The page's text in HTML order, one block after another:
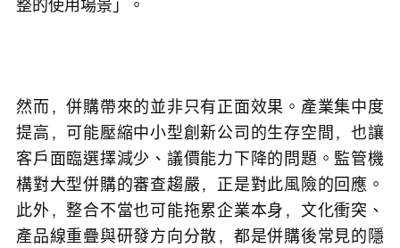
整的使用場景」。
然而，併購帶來的並非只有正面效果。產業集中度
提高，可能壓縮中小型創新公司的生存空間，也讓
客戶面臨選擇減少、議價能力下降的問題。監管機
構對大型併購的審查趨嚴，正是對此風險的回應。
此外，整合不當也可能拖累企業本身，文化衝突、
產品線重疊與研發方向分散，都是併購後常見的隱